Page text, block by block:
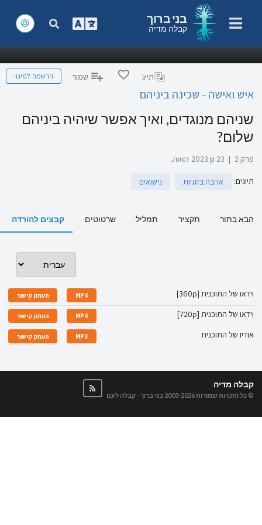
בני ברוך
קבלה מדיה
תייג שמור הרשמה למינוי
איש ואישה - שכינה ביניהם
שניהם מנוגדים, ואיך אפשר שיהיה ביניהם
שלום?
פרק 2 |
23 лист 2023 р.
תיוגים: אהבה בזוגיות נישואים
הבא בתור תקציר תמליל שרטוטים קבצים להורדה
וידאו של התוכנית [360p] MP4 העתק קישור
וידאו של התוכנית [720p] MP4 העתק קישור
אודיו של התוכנית MP3 העתק קישור
קבלה מדיה
© כל הזכויות שמורות 2003-2026 בני ברוך - קבלה לעם